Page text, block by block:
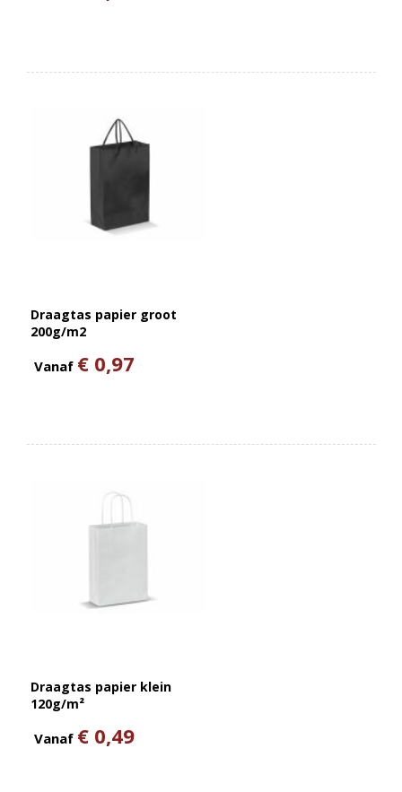
Draagtas papier groot
200g/m2
Vanaf € 0,97
Draagtas papier klein
120g/m²
Vanaf € 0,49